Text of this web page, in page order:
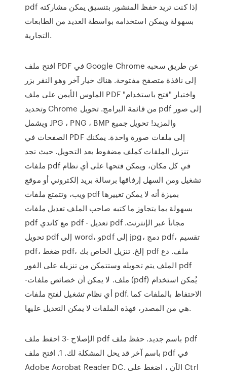
pdf إذا كنت تريد حفظ المنشور بتنسيق يمكن مشاركته
بسهولة ويمكن استخدامه بواسطة العديد من الطابعات
التجارية.
افتح ملف PDF في Google Chrome عن طريق سحبه
إلى نافذة متصفح مفتوحة. هناك خيار آخر وهو النقر بزر
الماوس الأيمن على ملف PDF واختيار "فتح باستخدام"
وتحديد Chrome من قائمة البرامج. تحويل pdf إلى صور
ويشمل JPG ، PNG ، BMP والمزيد! تحويل جميع
الصفحات في PDF إلى ملفات صورة واحدة. يمكنك
تنزيل الملفات كملف مضغوط بعد التحويل. حيث تجد
ملفات pdf في كل مكان، ويمكن فتحها على أي نظام
تشغيل ومن السهل إرفاقها برسالة بريد إلكتروني أو موقع
ويب، وتتمتع ملفات pdf بميزة أنه لا يمكن تغييرها
بسهولة بما يتجاوز ما كتبه صاحب الملف تعديل ملفات
pdf مع كاندي pdf - تعديل pdf مجاناً عبر الإنترنت.
تحويل pdf إلى word، وpdf إلى jpg، دمج pdf، تقسيم
pdf، ضغط pdf، إلخ. تنزيل الخاص بك pdf ملف. دع
الملف يتم تحويله وستتمكن من تنزيله على الفور pdf
-ملف. لا يمكن أن خصائص ملفات (pdf) يُمكن استخدام
أي نظام تشغيل لفتح ملفات pdf. الاحتفاظ بالملفات كما
هي من المصدر، فهذه الملفات لا يمكن التعديل عليها.
الإصلاح -3 احفظ ملف pdf باسم جديد. حفظ ملف pdf
باسم آخر قد يحل المشكلة لك. 1. افتح ملف pdf في
Adobe Acrobat Reader DC. الآن ، اضغط على Ctrl